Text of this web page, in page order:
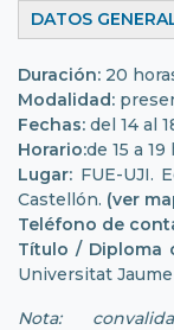
DATOS
Duración: 20
Modalidad:
Fechas: del 14 al
Horario:de 15 a 19
Lugar: FUE-UJI.
Castellón. (ver
Teléfono de
Título / Diploma
Universitat Jaume
Nota: